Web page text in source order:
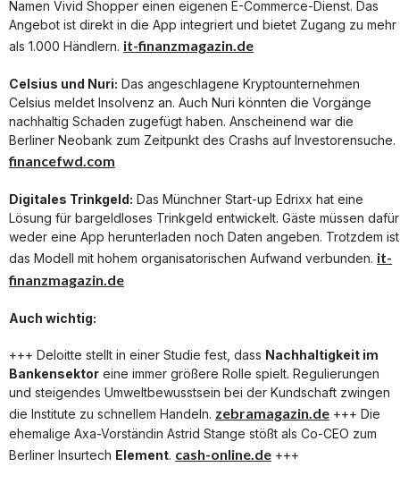
Namen Vivid Shopper einen eigenen E-Commerce-Dienst. Das
Angebot ist direkt in die App integriert und bietet Zugang zu mehr
als 1.000 Händlern. it-finanzmagazin.de
Celsius und Nuri: Das angeschlagene Kryptounternehmen
Celsius meldet Insolvenz an. Auch Nuri könnten die Vorgänge
nachhaltig Schaden zugefügt haben. Anscheinend war die
Berliner Neobank zum Zeitpunkt des Crashs auf Investorensuche.
financefwd.com
Digitales Trinkgeld: Das Münchner Start-up Edrixx hat eine
Lösung für bargeldloses Trinkgeld entwickelt. Gäste müssen dafür
weder eine App herunterladen noch Daten angeben. Trotzdem ist
das Modell mit hohem organisatorischen Aufwand verbunden. it-
finanzmagazin.de
Auch wichtig:
+++ Deloitte stellt in einer Studie fest, dass Nachhaltigkeit im
Bankensektor eine immer größere Rolle spielt. Regulierungen
und steigendes Umweltbewusstsein bei der Kundschaft zwingen
die Institute zu schnellem Handeln. zebramagazin.de +++ Die
ehemalige Axa-Vorständin Astrid Stange stößt als Co-CEO zum
Berliner Insurtech Element. cash-online.de +++